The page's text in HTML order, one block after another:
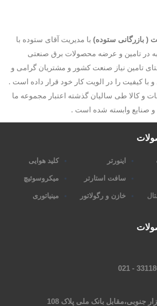
ستوده)با مدیریت آقای ستوده با
در تامین و عرضه محصولات برق صنعتی
نیاز صنعت کشور و مشتریان گرامی و
را در الویت کار خود قرار داده است .
کالا طی سالیان گذشته اعتبار مجموعه ما
وابسته شده است .
اینورتر
سافت استارتر
خازن و رگولاتور
کلید هوایی
میکروسوئیچ
مینیاتوری
بانک ملی پلاک 108